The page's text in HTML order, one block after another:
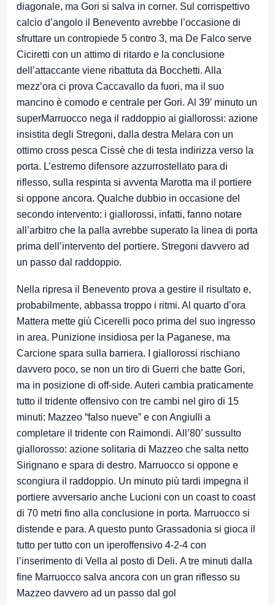
diagonale, ma Gori si salva in corner. Sul corrispettivo
calcio d’angolo il Benevento avrebbe l’occasione di
sfruttare un contropiede 5 contro 3, ma De Falco serve
Ciciretti con un attimo di ritardo e la conclusione
dell’attaccante viene ribattuta da Bocchetti. Alla
mezz’ora ci prova Caccavallo da fuori, ma il suo
mancino è comodo e centrale per Gori. Al 39′ minuto un
superMarruocco nega il raddoppio ai giallorossi: azione
insistita degli Stregoni, dalla destra Melara con un
ottimo cross pesca Cissè che di testa indirizza verso la
porta. L’estremo difensore azzurrostellato para di
riflesso, sulla respinta si avventa Marotta ma il portiere
si oppone ancora. Qualche dubbio in occasione del
secondo intervento: i giallorossi, infatti, fanno notare
all’arbitro che la palla avrebbe superato la linea di porta
prima dell’intervento del portiere. Stregoni davvero ad
un passo dal raddoppio.
Nella ripresa il Benevento prova a gestire il risultato e,
probabilmente, abbassa troppo i ritmi. Al quarto d’ora
Mattera mette giù Cicerelli poco prima del suo ingresso
in area. Punizione insidiosa per la Paganese, ma
Carcione spara sulla barriera. I giallorossi rischiano
davvero poco, se non un tiro di Guerri che batte Gori,
ma in posizione di off-side. Auteri cambia praticamente
tutto il tridente offensivo con tre cambi nel giro di 15
minuti: Mazzeo “falso nueve” e con Angiulli a
completare il tridente con Raimondi. All’80’ sussulto
giallorosso: azione solitaria di Mazzeo che salta netto
Sirignano e spara di destro. Marruocco si oppone e
scongiura il raddoppio. Un minuto più tardi impegna il
portiere avversario anche Lucioni con un coast to coast
di 70 metri fino alla conclusione in porta. Marruocco si
distende e para. A questo punto Grassadonia si gioca il
tutto per tutto con un iperoffensivo 4-2-4 con
l’inserimento di Vella al posto di Deli. A tre minuti dalla
fine Marruocco salva ancora con un gran riflesso su
Mazzeo davvero ad un passo dal gol